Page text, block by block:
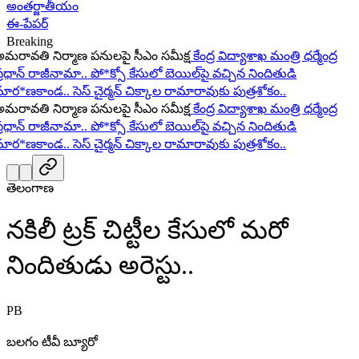
అంతర్జాతీయం
ఈ-పేపర్
Breaking
నిర్మాణ పనులపై సీఎం సమీక్ష కేంద్ర విద్యాశాఖ మంత్రి ధర్మేంద్ర
రాజీనామా.. పో*క్సో కేసులో బెయిల్‌పై వచ్చిన నిందితుడి
సెస్ చైర్మన్ చిక్కాల రామారావుకు పుత్రశోకం..
నిర్మాణ పనులపై సీఎం సమీక్ష కేంద్ర విద్యాశాఖ మంత్రి ధర్మేంద్ర
రాజీనామా.. పో*క్సో కేసులో బెయిల్‌పై వచ్చిన నిందితుడి
సెస్ చైర్మన్ చిక్కాల రామారావుకు పుత్రశోకం..
తెలంగాణ
నకిలీ ట్రక్ చిట్టీల కేసులో మరో
నిందితుడు అరెస్టు..
PB
బలగం టీవీ బ్యూరో